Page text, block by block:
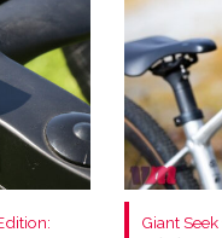
Giant